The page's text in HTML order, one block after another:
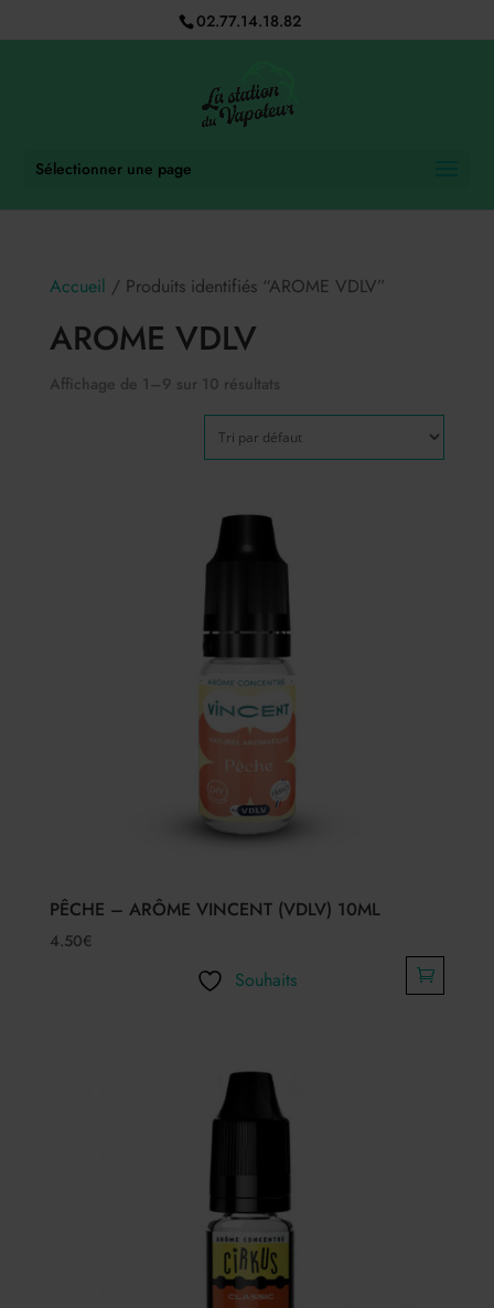
02.77.14.18.82
Sélectionner une page
Accueil / Produits identifiés “AROME VDLV”
AROME VDLV
Affichage de 1–9 sur 10 résultats
PÊCHE – ARÔME VINCENT (VDLV) 10ML
4.50€
Souhaits